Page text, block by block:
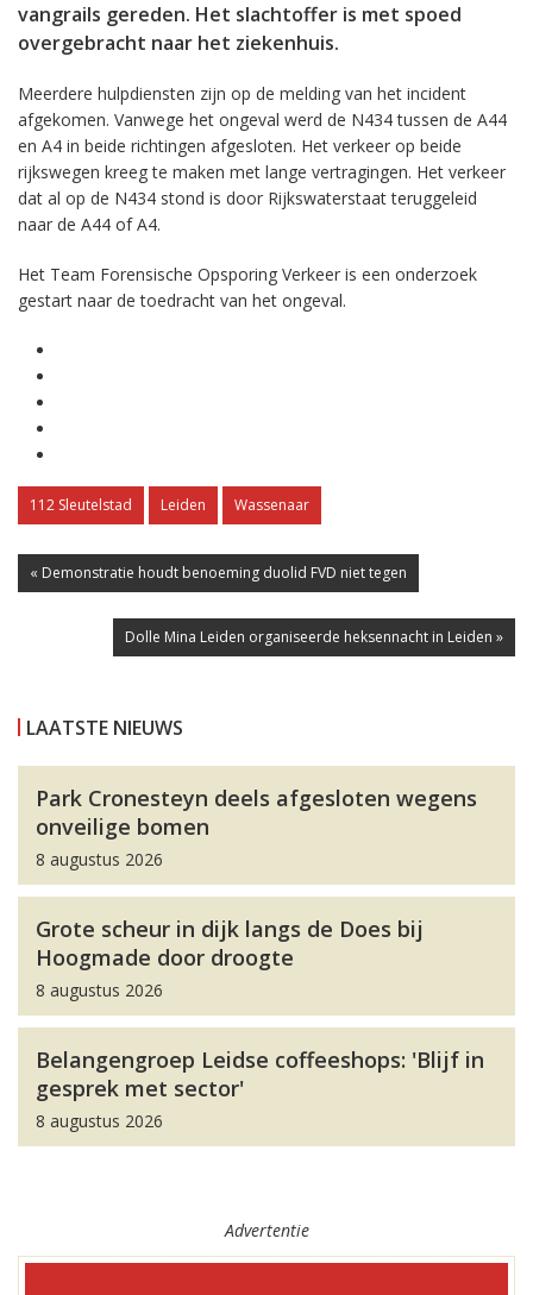
vangrails gereden. Het slachtoffer is met spoed
overgebracht naar het ziekenhuis.
Meerdere hulpdiensten zijn op de melding van het incident
afgekomen. Vanwege het ongeval werd de N434 tussen de A44
en A4 in beide richtingen afgesloten. Het verkeer op beide
rijkswegen kreeg te maken met lange vertragingen. Het verkeer
dat al op de N434 stond is door Rijkswaterstaat teruggeleid
naar de A44 of A4.
Het Team Forensische Opsporing Verkeer is een onderzoek
gestart naar de toedracht van het ongeval.
112 Sleutelstad Leiden Wassenaar
« Demonstratie houdt benoeming duolid FVD niet tegen
Dolle Mina Leiden organiseerde heksennacht in Leiden »
LAATSTE NIEUWS
Park Cronesteyn deels afgesloten wegens
onveilige bomen
8 augustus 2026
Grote scheur in dijk langs de Does bij
Hoogmade door droogte
8 augustus 2026
Belangengroep Leidse coffeeshops: 'Blijf in
gesprek met sector'
8 augustus 2026
Advertentie